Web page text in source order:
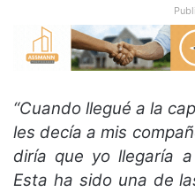
“Cuando llegué a la
les decía a mis
diría que yo llegaría
Esta ha sido una de